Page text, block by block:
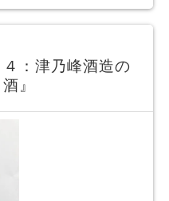
：津乃峰酒造の
』